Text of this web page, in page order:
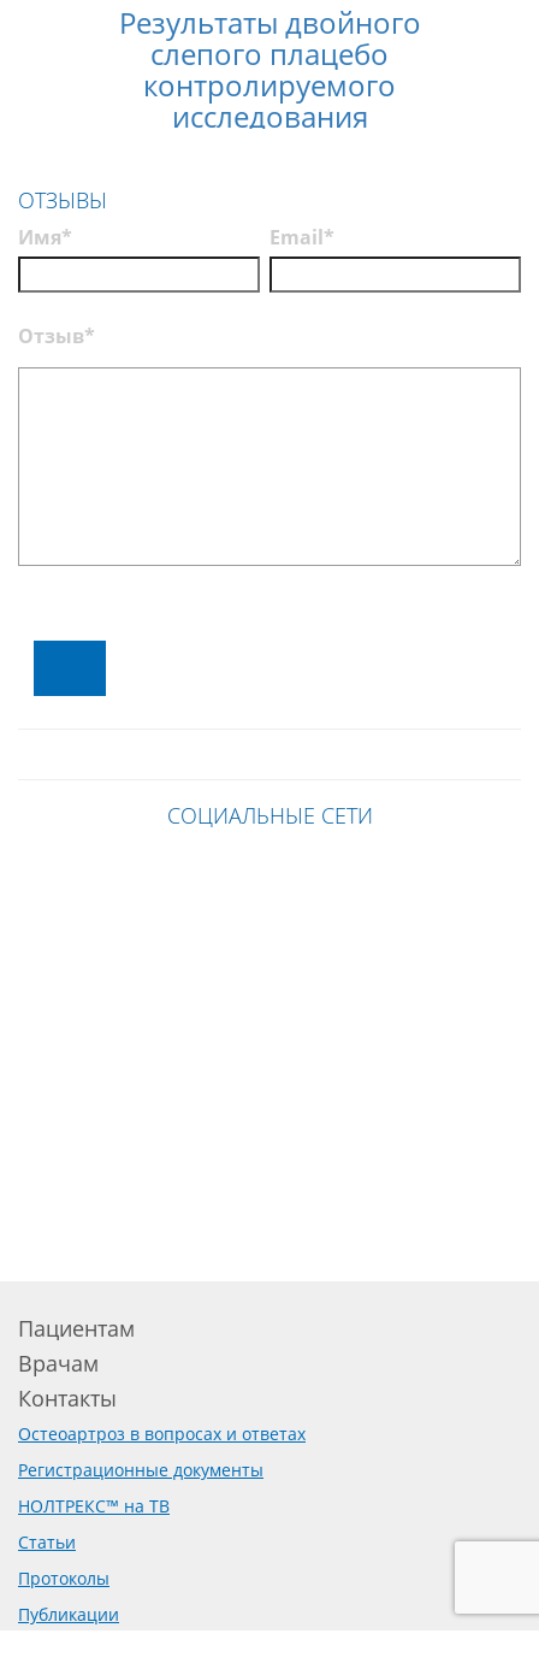
Результаты двойного
слепого плацебо
контролируемого
исследования
ОТЗЫВЫ
Имя* Email*
Отзыв*
СОЦИАЛЬНЫЕ СЕТИ
Пациентам
Врачам
Контакты
Остеоартроз в вопросах и ответах
Регистрационные документы
НОЛТРЕКС™ на ТВ
Статьи
Протоколы
Публикации